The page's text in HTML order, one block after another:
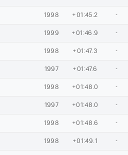
1998 +01:45.2 -
1999 +01:46.9 -
1998 +01:47.3 -
1997 +01:47.6 -
1998 +01:48.0 -
1997 +01:48.0 -
1998 +01:48.6 -
1998 +01:49.1 -